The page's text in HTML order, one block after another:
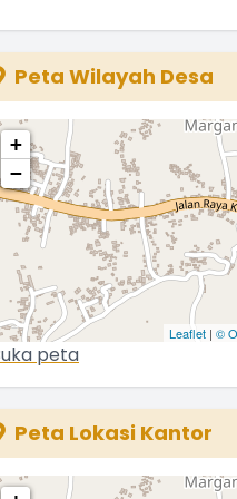
Peta Wilayah Desa
+
−
Leaflet | ©
peta
Peta Lokasi Kantor